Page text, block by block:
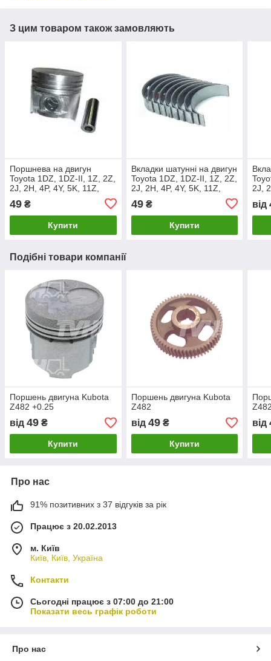
З цим товаром також замовляють
Поршнева на двигун
Toyota 1DZ, 1DZ-II, 1Z, 2Z,
2J, 2H, 4P, 4Y, 5K, 11Z,
49 ₴
Купити
Вкладки шатунні на двигун
Toyota 1DZ, 1DZ-II, 1Z, 2Z,
2J, 2H, 4P, 4Y, 5K, 11Z,
49₴
Купити
2J,
від
Подібні товари компанії
Поршень двигуна Kubota
Z482 +0.25
від 49 ₴
Купити
Поршень двигуна Kubota
Z482
від 49₴
Купити
від
Про нас
91% позитивних з 37 відгуків за рік
Працює з 20.02.2013
м. Київ
Київ, Київ, Україна
Контакти
Сьогодні працює з 07:00 до 21:00
Показати весь графік роботи
Про нас